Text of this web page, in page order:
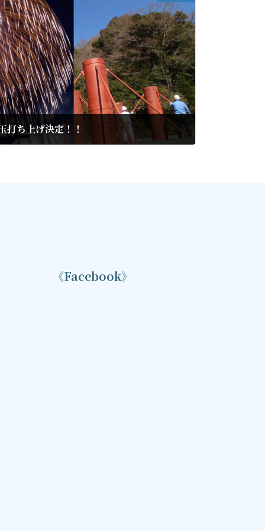
打ち上げ決定！！
《Facebook》